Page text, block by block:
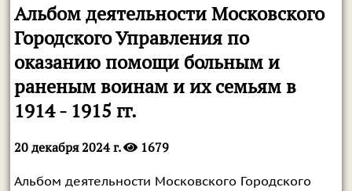
Альбом деятельности Московского
Городского Управления по
оказанию помощи больным и
раненым воинам и их семьям в
1914 - 1915 гг.
20 декабря 2024 г. 1679
Альбом деятельности Московского Городского